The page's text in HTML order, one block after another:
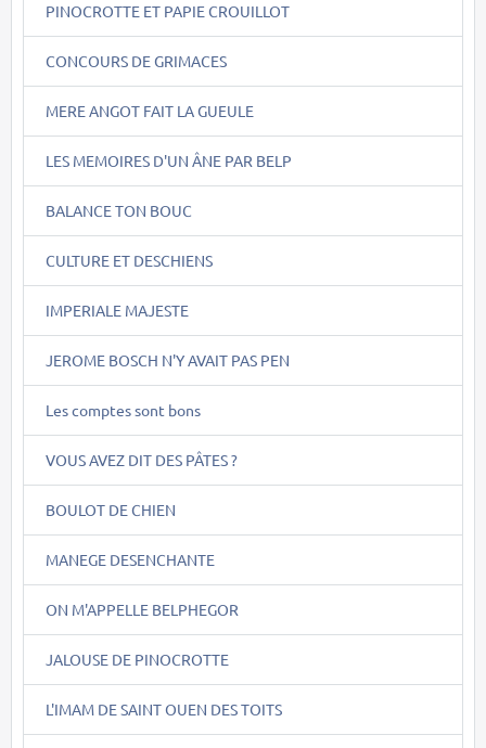
PINOCROTTE ET PAPIE CROUILLOT
CONCOURS DE GRIMACES
MERE ANGOT FAIT LA GUEULE
LES MEMOIRES D'UN ÂNE PAR BELP
BALANCE TON BOUC
CULTURE ET DESCHIENS
IMPERIALE MAJESTE
JEROME BOSCH N'Y AVAIT PAS PEN
Les comptes sont bons
VOUS AVEZ DIT DES PÂTES ?
BOULOT DE CHIEN
MANEGE DESENCHANTE
ON M'APPELLE BELPHEGOR
JALOUSE DE PINOCROTTE
L'IMAM DE SAINT OUEN DES TOITS